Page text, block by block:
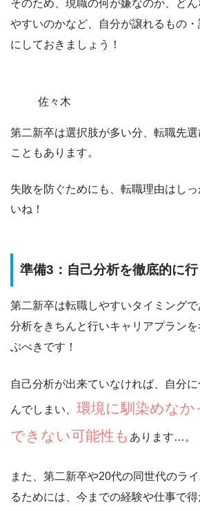
そのため、現職の何が嫌なのか、ど
やすいのかなど、
自分が譲れるもの
に しておきましょう！
佐々木
第二新卒は選択肢が多い分、転職先
こともあります。
失敗を防ぐためにも、転職理由はし
いね！
準備3：自己分析を徹底的に行
第二新卒は転職しやすいタイミング
分析をきちんと行いキャリアプラン
ぶべきです！
自己分析が出来ていなければ、自分
んでしまい、 環境に馴染めなか
できない可能性も あります…。
また、第二新卒や20代の同世代のラ
るためには、今までの経験や仕事で